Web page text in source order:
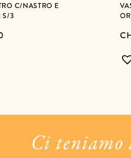
C/NASTRO E
S/3
Ci teniamo